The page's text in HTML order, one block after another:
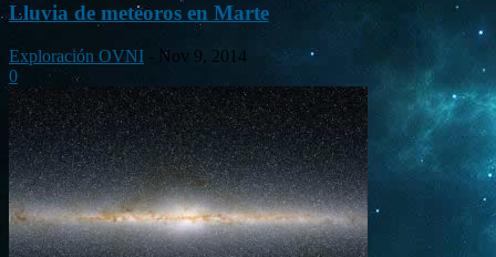
Lluvia de meteoros en Marte
Exploración OVNI - Nov 9, 2014
0